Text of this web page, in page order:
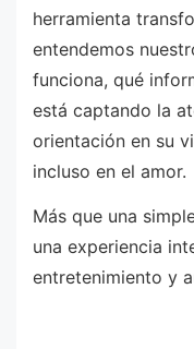
herramienta
entendemos
funciona, qué
está captando la
orientación en su
incluso en el amor.
Más que una
una experiencia
entretenimiento y